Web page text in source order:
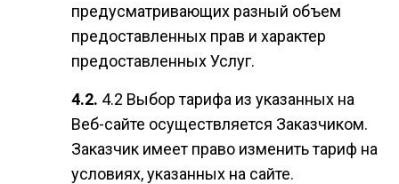
предусматривающих разный объем
предоставленных прав и характер
предоставленных Услуг.
4.2 Выбор тарифа из указанных на
Веб-сайте осуществляется Заказчиком.
Заказчик имеет право изменить тариф на
условиях, указанных на сайте.